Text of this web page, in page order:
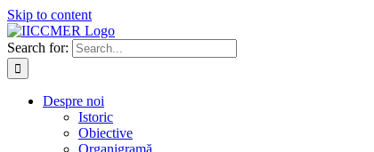
Skip to content
Search for:
Despre noi
Istoric
Obiective
Organigramă